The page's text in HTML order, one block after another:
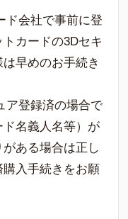
ド会社で事前に登
カードの3Dセキ
早めのお手続き
ア登録済の場合で
名義人名等）が
ある場合は正し
入手続きをお願